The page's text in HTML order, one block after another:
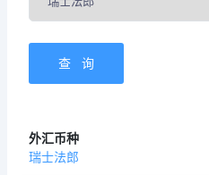
瑞士法郎